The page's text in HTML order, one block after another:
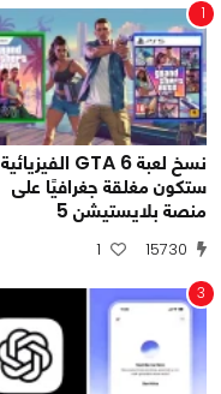
1
نسخ لعبة GTA 6 الفيزيائية
ستكون مغلقة جغرافيًا على
منصة بلايستيشن 5
15730
1
3